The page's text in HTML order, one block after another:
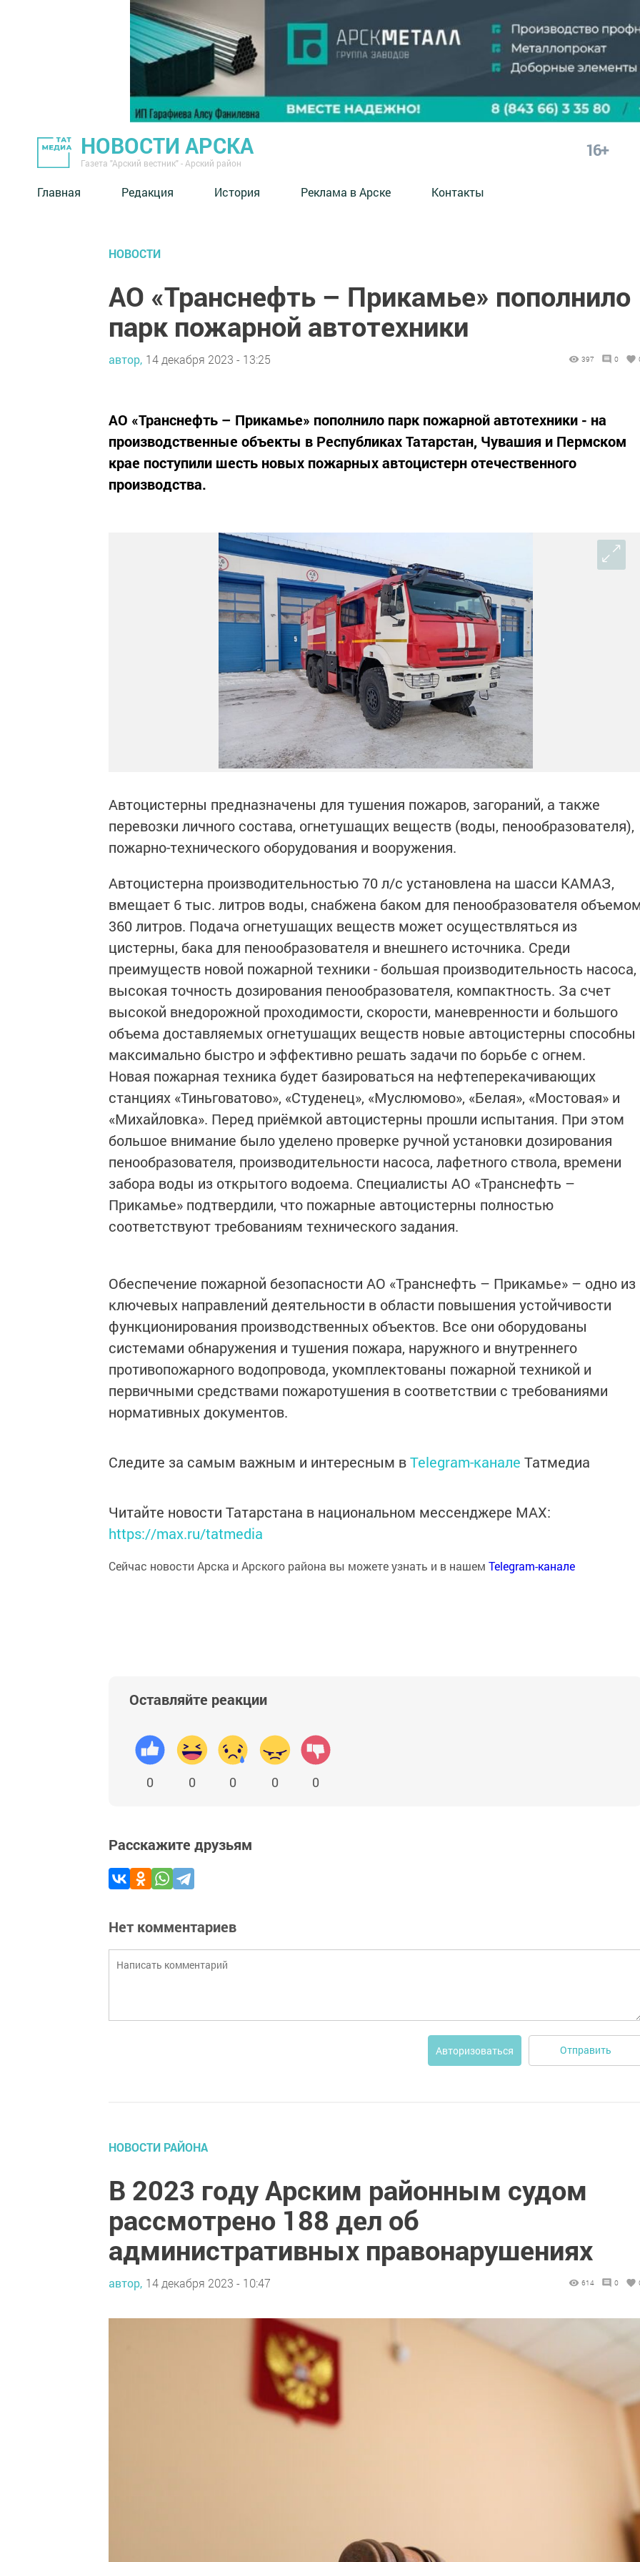
НОВОСТИ АРСКА
Газета "Арский вестник" - Арский район
16+
Главная Редакция История Реклама в Арске Контакты
НОВОСТИ
АО «Транснефть – Прикамье» пополнило
парк пожарной автотехники
автор, 14 декабря 2023 - 13:25 397 0
АО «Транснефть – Прикамье» пополнило парк пожарной автотехники - на
производственные объекты в Республиках Татарстан, Чувашия и Пермском
крае поступили шесть новых пожарных автоцистерн отечественного
производства.
Автоцистерны предназначены для тушения пожаров, загораний, а также
перевозки личного состава, огнетушащих веществ (воды, пенообразователя),
пожарно-технического оборудования и вооружения.
Автоцистерна производительностью 70 л/с установлена на шасси КАМАЗ,
вмещает 6 тыс. литров воды, снабжена баком для пенообразователя
360 литров. Подача огнетушащих веществ может осуществляться из
цистерны, бака для пенообразователя и внешнего источника. Среди
преимуществ новой пожарной техники - большая производительность насоса,
высокая точность дозирования пенообразователя, компактность. За счет
высокой внедорожной проходимости, скорости, маневренности и большого
объема доставляемых огнетушащих веществ новые автоцистерны способны
максимально быстро и эффективно решать задачи по борьбе с огнем.
Новая пожарная техника будет базироваться на нефтеперекачивающих
станциях «Тиньговатово», «Студенец», «Муслюмово», «Белая», «Мостовая» и
«Михайловка». Перед приёмкой автоцистерны прошли испытания. При этом
большое внимание было уделено проверке ручной установки дозирования
пенообразователя, производительности насоса, лафетного ствола, времени
забора воды из открытого водоема. Специалисты АО «Транснефть –
Прикамье» подтвердили, что пожарные автоцистерны полностью
соответствуют требованиям технического задания.
Обеспечение пожарной безопасности АО «Транснефть – Прикамье» – одно из
ключевых направлений деятельности в области повышения устойчивости
функционирования производственных объектов. Все они оборудованы
системами обнаружения и тушения пожара, наружного и внутреннего
противопожарного водопровода, укомплектованы пожарной техникой и
первичными средствами пожаротушения в соответствии с требованиями
нормативных документов.
Следите за самым важным и интересным вTelegram-канале Татмедиа
Читайте новости Татарстана в национальном мессенджере MАХ:
https://max.ru/tatmedia
Сейчас новости Арска и Арского района вы можете узнать и в нашем Telegram-канале
Оставляйте реакции
0 0 0 0 0
Расскажите друзьям
Нет комментариев
Авторизоваться Отправить
НОВОСТИ РАЙОНА
В 2023 году Арским районным судом
рассмотрено 188 дел об
административных правонарушениях
автор, 14 декабря 2023 - 10:47 614 0